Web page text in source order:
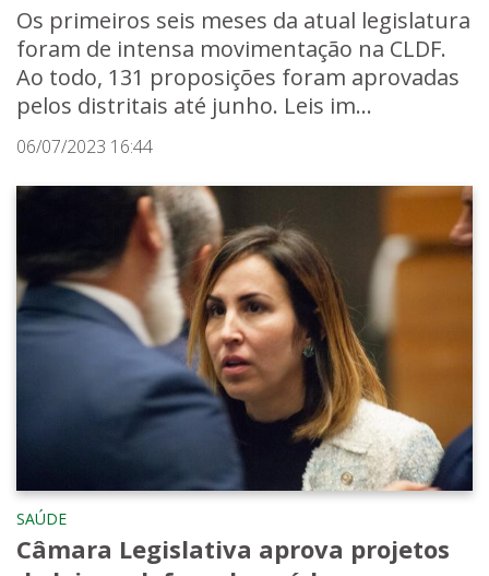
Os primeiros seis meses da atual legislatura
foram de intensa movimentação na CLDF.
Ao todo, 131 proposições foram aprovadas
pelos distritais até junho. Leis im...
06/07/2023 16:44
SAÚDE
Câmara Legislativa aprova projetos